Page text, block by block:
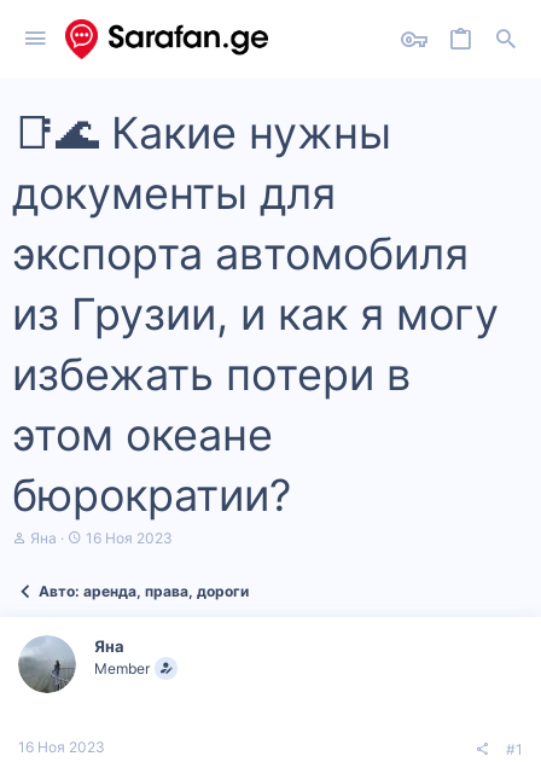
📑🌊 Какие нужны
документы для
экспорта автомобиля
из Грузии, и как я могу
избежать потери в
этом океане
бюрократии?
А
т
е
м
ы
Яна
Д
а
16 Ноя 2023
Авто: аренда, права, дороги
Яна
Member
16 Ноя 2023 #1